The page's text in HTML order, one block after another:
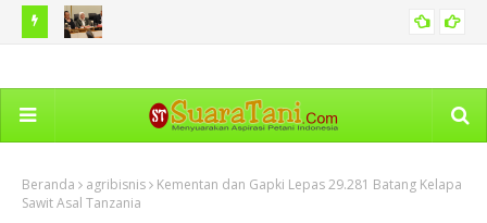
Diminta Perkuat Langkah Antisipasi
Beranda agribisnis
Kementan dan Gapki Lepas 29.281 Batang Kelapa
Sawit Asal Tanzania